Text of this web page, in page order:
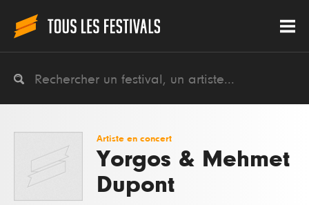
Artiste en concert
Yorgos & Mehmet
Dupont